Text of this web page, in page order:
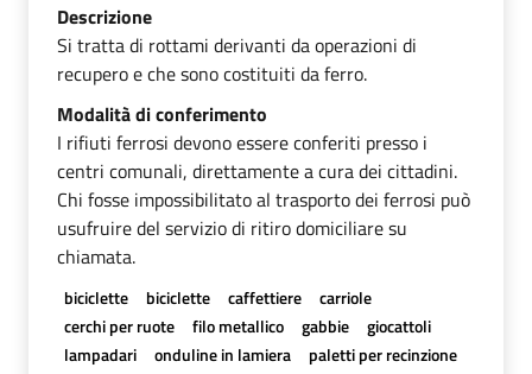
Descrizione
Si tratta di rottami derivanti da operazioni di
recupero e che sono costituiti da ferro.
Modalità di conferimento
I rifiuti ferrosi devono essere conferiti presso i
centri comunali, direttamente a cura dei cittadini.
Chi fosse impossibilitato al trasporto dei ferrosi può
usufruire del servizio di ritiro domiciliare su
chiamata.
biciclette biciclette caffettiere
carriole
cerchi per ruote
filo metallico gabbie
giocattoli
lampadari
onduline in lamiera
paletti per recinzione